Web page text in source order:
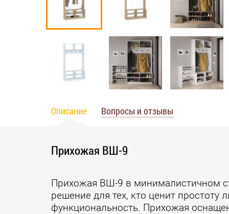
Описание Вопросы и отзывы
Прихожая ВШ-9
Прихожая ВШ-9 в минималистичном
решение для тех, кто ценит простоту
функциональность. Прихожая